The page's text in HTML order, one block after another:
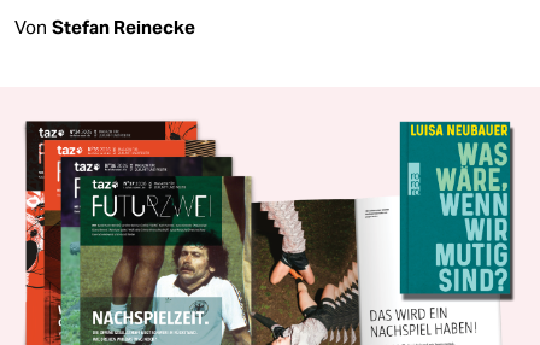
Von Stefan Reinecke